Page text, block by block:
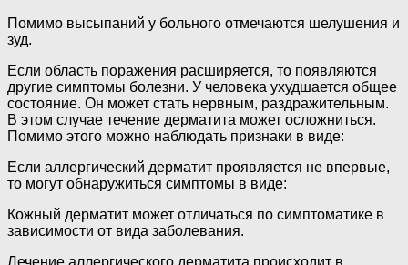
Помимо высыпаний у больного отмечаются шелушения и
зуд.
Если область поражения расширяется, то появляются
другие симптомы болезни. У человека ухудшается общее
состояние. Он может стать нервным, раздражительным.
В этом случае течение дерматита может осложниться.
Помимо этого можно наблюдать признаки в виде:
Если аллергический дерматит проявляется не впервые,
то могут обнаружиться симптомы в виде:
Кожный дерматит может отличаться по симптоматике в
зависимости от вида заболевания.
Лечение аллергического дерматита происходит в